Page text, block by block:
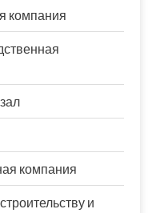
компания
компания
и